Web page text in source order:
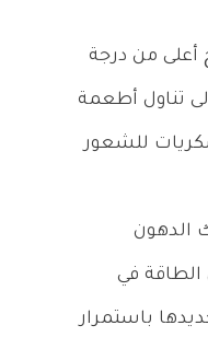
أعلى من درجة
إلى تناول أطعمة
للشعور
الدهون
الطاقة في
باستمرار